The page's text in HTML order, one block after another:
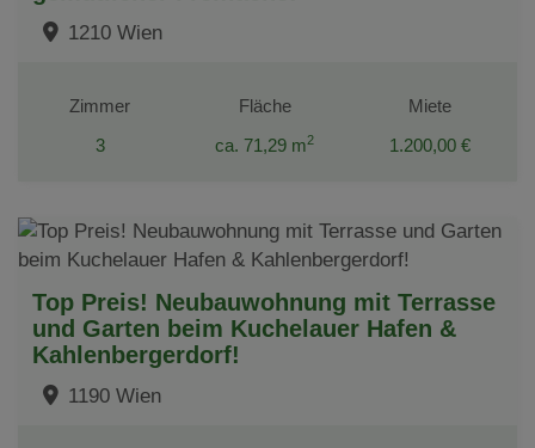
1210 Wien
Zimmer
3
Fläche
ca. 71,29 m2
Miete
1.200,00 €
Top Preis! Neubauwohnung mit Terrasse
und Garten beim Kuchelauer Hafen &
Kahlenbergerdorf!
1190 Wien